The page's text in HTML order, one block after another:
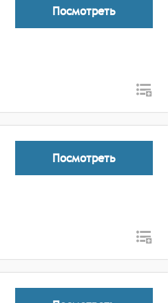
Посмотреть
Посмотреть